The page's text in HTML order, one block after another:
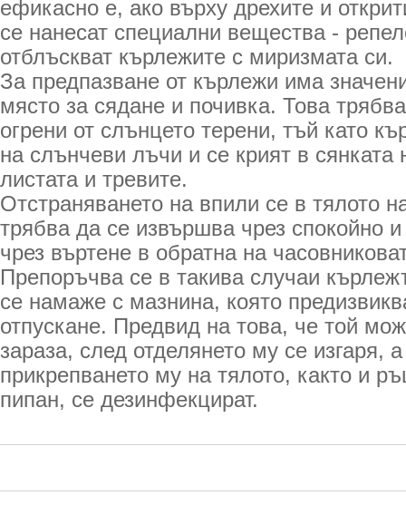
ефикасно е, ако върху дрехите и
се нанесат специални вещества -
отблъскват кърлежите с миризмата си.
За предпазване от кърлежи има
място за сядане и почивка. Това
огрени от слънцето терени, тъй като
на слънчеви лъчи и се крият в сянката
листата и тревите.
Отстраняването на впили се в тялото
трябва да се извършва чрез спокойно
чрез въртене в обратна на
Препоръчва се в такива случаи
се намаже с мазнина, която
отпускане. Предвид на това, че той
зараза, след отделянето му се изгаря,
прикрепването му на тялото, както и
пипан, се дезинфекцират.